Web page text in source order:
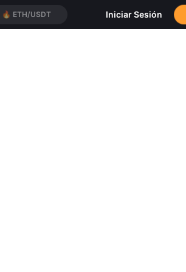
🔥 ETH/USDT Iniciar Sesión